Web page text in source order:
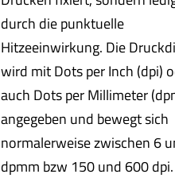
durch die punktuelle
Hitzeeinwirkung. Die
wird mit Dots per Inch (dpi)
auch Dots per Millimeter
angegeben und bewegt sich
normalerweise zwischen 6
dpmm bzw 150 und 600